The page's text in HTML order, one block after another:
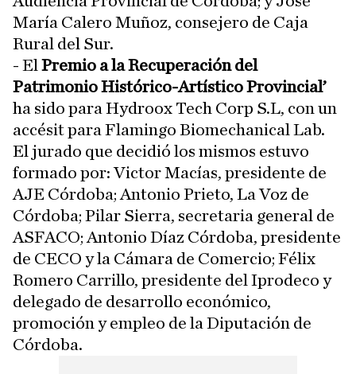
María Calero Muñoz, consejero de Caja
Rural del Sur.
- El Premio a la Recuperación del
Patrimonio Histórico-Artístico Provincial’
ha sido para Hydroox Tech Corp S.L, con un
accésit para Flamingo Biomechanical Lab.
El jurado que decidió los mismos estuvo
formado por: Victor Macías, presidente de
AJE Córdoba; Antonio Prieto, La Voz de
Córdoba; Pilar Sierra, secretaria general de
ASFACO; Antonio Díaz Córdoba, presidente
de CECO y la Cámara de Comercio; Félix
Romero Carrillo, presidente del Iprodeco y
delegado de desarrollo económico,
promoción y empleo de la Diputación de
Córdoba.